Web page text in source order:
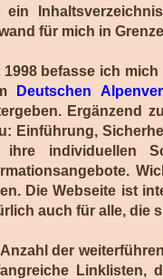
ein
für mich in
1998 befasse ich
Deutschen
Ergänzend
Einführung,
ihre individuellen
Die Webseite ist
auch für alle, die
Anzahl der
Linklisten,